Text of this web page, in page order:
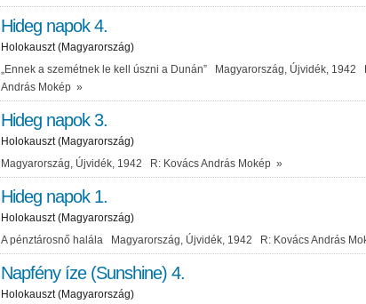
Hideg napok 4.
Holokauszt (Magyarország)
„Ennek a szemétnek le kell úszni a Dunán” Magyarország, Újvidék, 1942
András Mokép »
Hideg napok 3.
Holokauszt (Magyarország)
Magyarország, Újvidék, 1942 R: Kovács András Mokép »
Hideg napok 1.
Holokauszt (Magyarország)
A pénztárosnő halála Magyarország, Újvidék, 1942 R: Kovács András
Napfény íze (Sunshine) 4.
Holokauszt (Magyarország)